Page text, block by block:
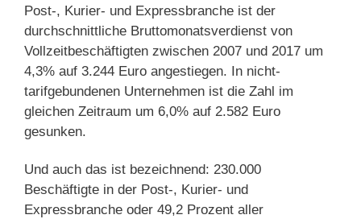
Post-, Kurier- und Expressbranche ist der
durchschnittliche Bruttomonatsverdienst von
Vollzeitbeschäftigten zwischen 2007 und 2017 um
4,3% auf 3.244 Euro angestiegen. In nicht-
tarifgebundenen Unternehmen ist die Zahl im
gleichen Zeitraum um 6,0% auf 2.582 Euro
gesunken.
Und auch das ist bezeichnend: 230.000
Beschäftigte in der Post-, Kurier- und
Expressbranche oder 49,2 Prozent aller